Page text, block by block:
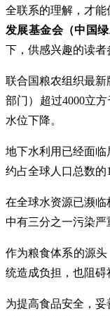
全联系的理解，才能
发展基金会（中国
下，供感兴趣的读者
联合国粮农组织最
部门）超过4000立
水位下降。
地下水利用已经面临
约占全球人口总数的
在全球水资源已濒
中有三分之一污染严
作为粮食体系的源
统造成负担，也阻碍
为提高食品安全，